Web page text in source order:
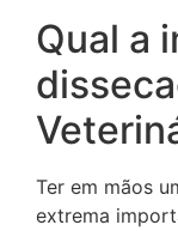
Qual a
Ter em mãos
extrema